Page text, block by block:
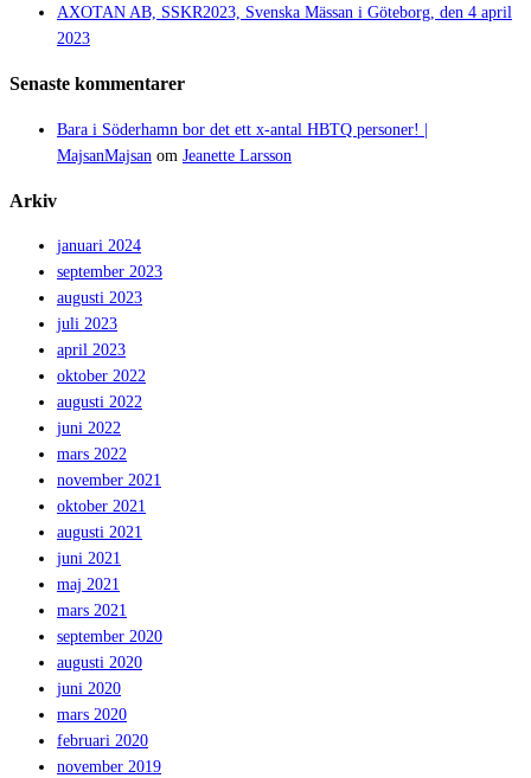
AXOTAN AB, SSKR2023, Svenska Mässan i Göteborg, den 4 april
2023
Senaste kommentarer
Bara i Söderhamn bor det ett x-antal HBTQ personer! |
MajsanMajsan om Jeanette Larsson
Arkiv
januari 2024
september 2023
augusti 2023
juli 2023
april 2023
oktober 2022
augusti 2022
juni 2022
mars 2022
november 2021
oktober 2021
augusti 2021
juni 2021
maj 2021
mars 2021
september 2020
augusti 2020
juni 2020
mars 2020
februari 2020
november 2019